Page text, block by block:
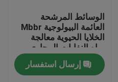
جولة في المعمل
مراقبة الجودة
اتصل بنا
الوسائط المرشحة
العائمة البيولوجية Mbbr
الخلايا الحيوية معالجة
مياه النفايات المجاري
إرسال استفسار